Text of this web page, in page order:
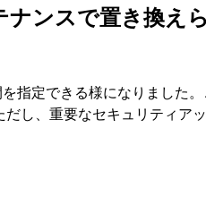
ンスで置き換え
指定できる様になりました
し、重要なセキュリティ